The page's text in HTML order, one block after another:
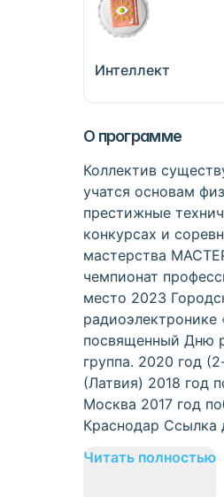
Интеллект
О программе
Коллектив
учатся основам
престижные
конкурсах и
мастерства
чемпионат
место 2023
посвященный Дню
группа. 2020 год
(Латвия) 2018 год
Москва 2017 год
Краснодар Ссылка
Читать полностью